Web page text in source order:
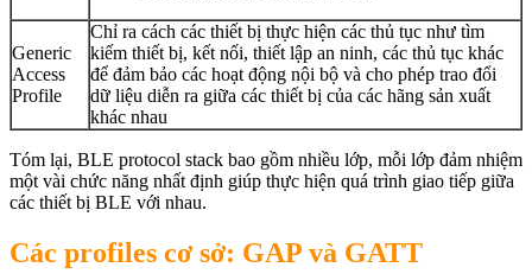
Generic
Access
Profile
Chỉ ra cách các thiết bị thực hiện các thủ tục như tìm
kiếm thiết bị, kết nối, thiết lập an ninh, các thủ tục khác
để đảm bảo các hoạt động nội bộ và cho phép trao đổi
dữ liệu diễn ra giữa các thiết bị của các hãng sản xuất
khác nhau
Tóm lại, BLE protocol stack bao gồm nhiều lớp, mỗi lớp đảm nhiệm
một vài chức năng nhất định giúp thực hiện quá trình giao tiếp giữa
các thiết bị BLE với nhau.
Các profiles cơ sở: GAP và GATT